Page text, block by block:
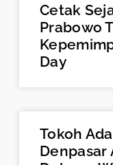
Cetak
Prabowo
Day
Tokoh
Denpasar